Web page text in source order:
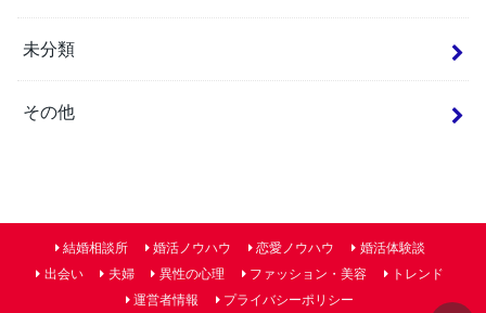
未分類
その他
結婚相談所 婚活ノウハウ 恋愛ノウハウ
婚活体験談
出会い
夫婦 異性の心理 ファッション・美容
トレンド
運営者情報
プライバシーポリシー